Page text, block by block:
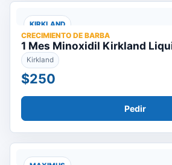
KIRKLAND
CRECIMIENTO DE BARBA
1 Mes Minoxidil Kirkland
Kirkland
$250
Pedir